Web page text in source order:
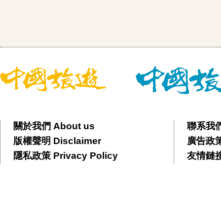
關於我們 About us
版權聲明 Disclaimer
隱私政策 Privacy Policy
聯系我
廣告政
友情鏈